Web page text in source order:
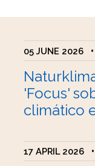
05 JUNE 2026 •
'Focus'
climático
17 APRIL 2026 •